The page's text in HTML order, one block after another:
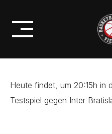
content
BC ZEPTER
BRATISLAVA
Heute findet, um 20:15h in
Testspiel gegen Inter